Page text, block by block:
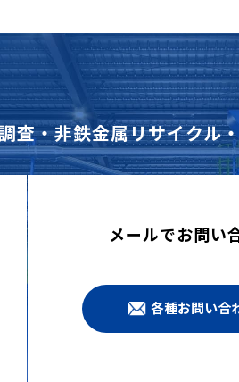
査・非鉄金属リサイクル
メールでお問い
各種お問い合